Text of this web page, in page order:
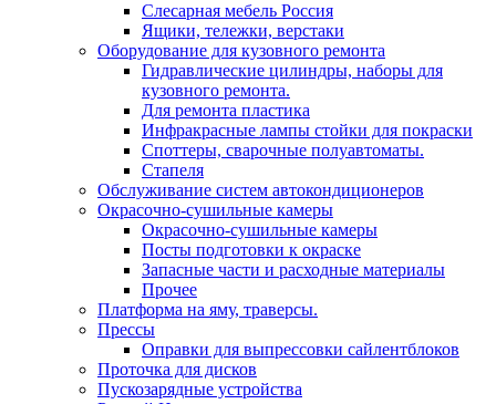
Слесарная мебель Россия
Ящики, тележки, верстаки
Оборудование для кузовного ремонта
Гидравлические цилиндры, наборы для
кузовного ремонта.
Для ремонта пластика
Инфракрасные лампы стойки для покраски
Споттеры, сварочные полуавтоматы.
Стапеля
Обслуживание систем автокондиционеров
Окрасочно-сушильные камеры
Окрасочно-сушильные камеры
Посты подготовки к окраске
Запасные части и расходные материалы
Прочее
Платформа на яму, траверсы.
Прессы
Оправки для выпрессовки сайлентблоков
Проточка для дисков
Пускозарядные устройства